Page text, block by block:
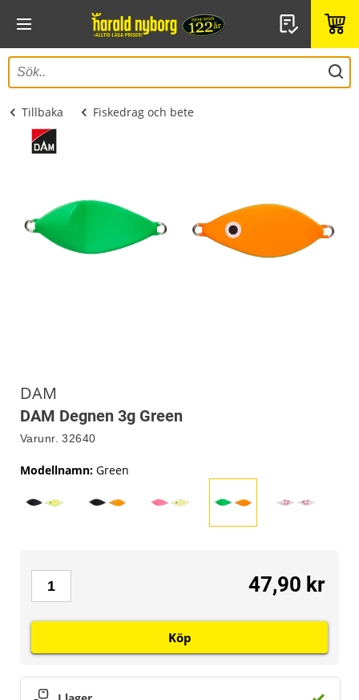
Tillbaka Fiskedrag och bete
DAM
DAM Degnen 3g Green
Varunr. 32640
Modellnamn: Green
47,90 kr
Köp